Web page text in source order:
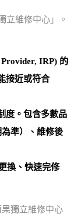
立維修中心」。
IRP) 的
接近或符合
度 。包含多數品
準）、維修後
換、快速完修
獨立維修中心